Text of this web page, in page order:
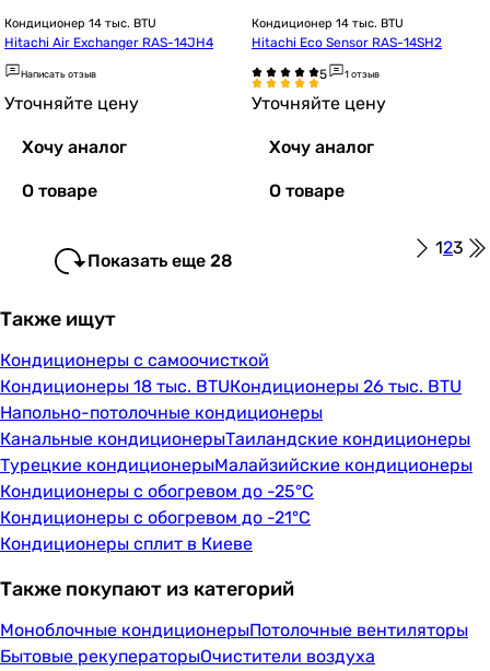
Кондиционер 14 тыс. BTU
Hitachi Air Exchanger RAS-14JH4
Написать отзыв
Уточняйте цену
Хочу аналог
О товаре
Кондиционер 14 тыс. BTU
Hitachi Eco Sensor RAS-14SH2
1 отзыв
Уточняйте цену
Хочу аналог
О товаре
Показать еще 28
123
Также ищут
Кондиционеры с самоочисткой
Кондиционеры 18 тыс. BTUКондиционеры 26 тыс. BTU
Напольно-потолочные кондиционеры
Канальные кондиционерыТаиландские кондиционеры
Турецкие кондиционерыМалайзийские кондиционеры
Кондиционеры с обогревом до -25°C
Кондиционеры с обогревом до -21°C
Кондиционеры сплит в Киеве
Также покупают из категорий
Моноблочные кондиционерыПотолочные вентиляторы
Бытовые рекуператорыОчистители воздуха